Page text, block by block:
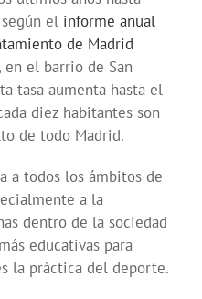
el informe anual
de Madrid
en el barrio de San
tasa aumenta hasta el
diez habitantes son
de todo Madrid.
a todos los ámbitos de
a la
dentro de la sociedad
educativas para
la práctica del deporte.